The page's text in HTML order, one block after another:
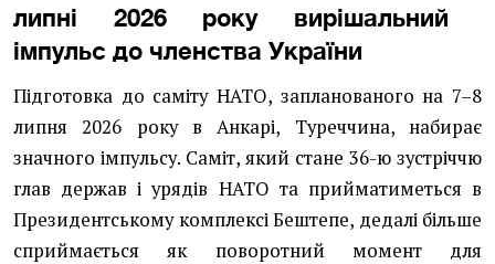
липні 2026 року вирішальний
імпульс до членства України
Підготовка до саміту НАТО, запланованого на 7–8
липня 2026 року в Анкарі, Туреччина, набирає
значного імпульсу. Саміт, який стане 36-ю зустріччю
глав держав і урядів НАТО та прийматиметься в
Президентському комплексі Бештепе, дедалі більше
сприймається як поворотний момент для